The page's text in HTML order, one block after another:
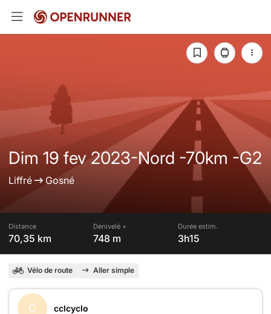
Dim 19 fev 2023-Nord -70km -G2
Liffré Gosné
Distance
70,35 km
Dénivelé +
748 m
Durée estim.
3h15
Vélo de route Aller simple
C cclcyclo